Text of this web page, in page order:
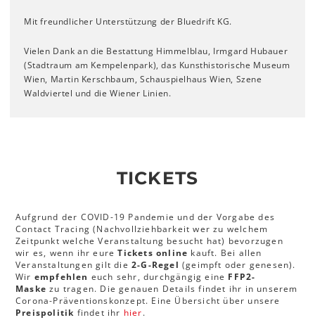
Mit freundlicher Unterstützung der Bluedrift KG.
Vielen Dank an die Bestattung Himmelblau, Irmgard Hubauer
(Stadtraum am Kempelenpark), das Kunsthistorische Museum
Wien, Martin Kerschbaum, Schauspielhaus Wien, Szene
Waldviertel und die Wiener Linien.
TICKETS
Aufgrund der COVID-19 Pandemie und der Vorgabe des
Contact Tracing (Nachvollziehbarkeit wer zu welchem
Zeitpunkt welche Veranstaltung besucht hat) bevorzugen
wir es, wenn ihr eureTickets online kauft. Bei allen
Veranstaltungen gilt die 2-G-Regel (geimpft oder genesen).
Wir empfehlen euch sehr, durchgängig eine FFP2-
Maske zu tragen. Die genauen Details findet ihr in unserem
Corona-Präventionskonzept. Eine Übersicht über unsere
Preispolitik findet ihr hier.